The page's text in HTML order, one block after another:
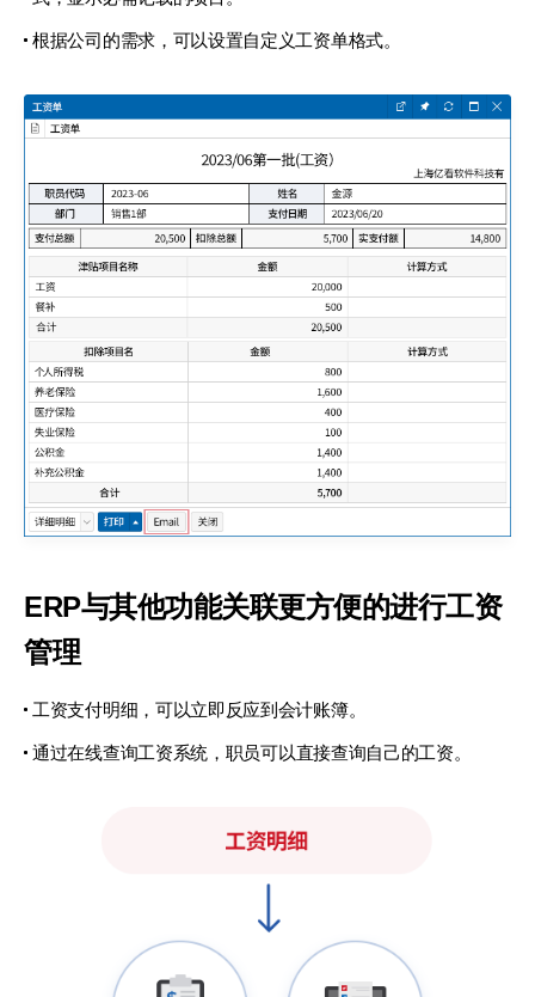
根据公司的需求，可以设置自定义工资单格式。
ERP与其他功能关联更方便的进行工资
管理
工资支付明细，可以立即反应到会计账簿。
通过在线查询工资系统， 职员可以直接查询自己的工资。